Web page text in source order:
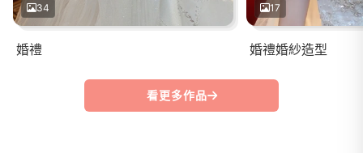
34
婚禮
17
婚禮婚紗造型
看更多作品